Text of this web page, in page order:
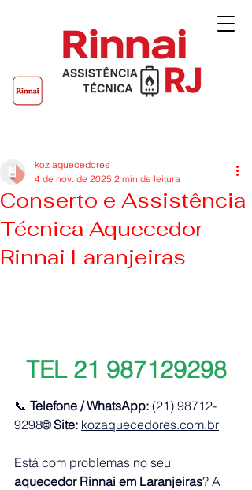
Conserto e Assistência
Técnica Aquecedor
Rinnai Laranjeiras
koz aquecedores
4 de nov. de 2025 2 min de leitura
TEL 21 987129298
📞 Telefone / WhatsApp: (21) 98712-
9298🌐 Site: kozaquecedores.com.br
Está com problemas no seu
aquecedor Rinnai em Laranjeiras? A